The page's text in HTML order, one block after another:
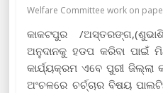
Welfare Committee work on
କାକଟପୁର /
ଅନୁଦାନକୁ ହଡପ କରିବା ପାଇଁ
କାର୍ଯ୍ୟକ୍ରମ ଏବେ ପୁରୀ
ଅଂଚଳରେ ଚର୍ଚ୍ଚାର ବିଷୟ